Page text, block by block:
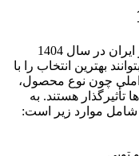
لیست قیمت شیرآلات و شیرفلکه‌های کیز ایران در سال 1404
بهترین انتخاب را با
چون نوع محصول،
تأثیرگذار هستند. به
شامل موارد زیر است: